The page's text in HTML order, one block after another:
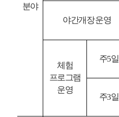
분야
야간개장 운영
체험
프로그램
운영
주5일
주3일